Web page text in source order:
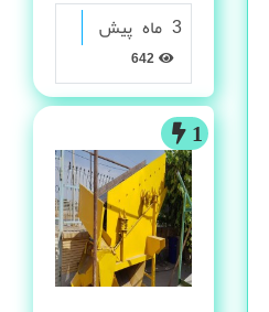
3 ماه پیش
1